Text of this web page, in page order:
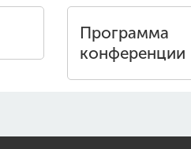
Программа
конференции